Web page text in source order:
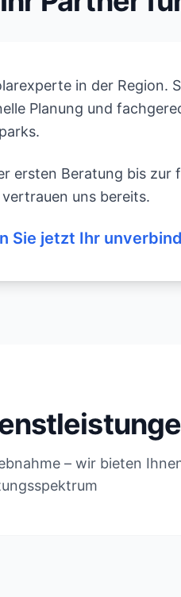
in der Region.
Planung und
ersten Beratung bis zur
uns bereits.
Sie jetzt Ihr
– wir bieten